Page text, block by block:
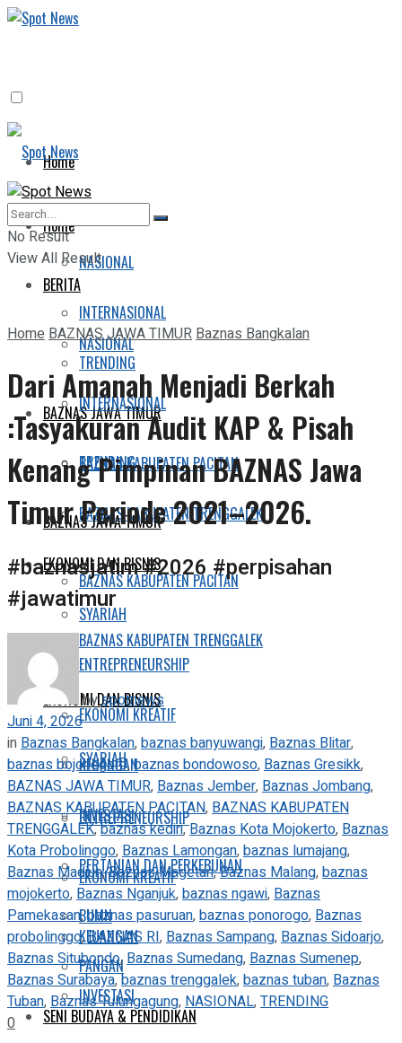
Home
BERITA
NASIONAL
INTERNASIONAL
TRENDING
BAZNAS JAWA TIMUR
BAZNAS KABUPATEN PACITAN
BAZNAS KABUPATEN TRENGGALEK
EKONOMI DAN BISNIS
SYARIAH
ENTREPRENEURSHIP
EKONOMI KREATIF
KEUANGAN
INVESTASI
PERTANIAN DAN PERKEBUNAN
BUMN
PANGAN
SENI BUDAYA & PENDIDIKAN
Home
BERITA
NASIONAL
INTERNASIONAL
TRENDING
BAZNAS JAWA TIMUR
BAZNAS KABUPATEN PACITAN
BAZNAS KABUPATEN TRENGGALEK
EKONOMI DAN BISNIS
SYARIAH
ENTREPRENEURSHIP
EKONOMI KREATIF
KEUANGAN
INVESTASI
No Result
View All Result
HomeBAZNAS JAWA TIMURBaznas Bangkalan
Dari Amanah Menjadi Berkah
:Tasyakuran Audit KAP & Pisah
Kenang Pimpinan BAZNAS Jawa
Timur Periode 2021–2026.
#baznasjatim #2026 #perpisahan
#jawatimur
byspotnews
Juni 4, 2026
in Baznas Bangkalan,baznas banyuwangi, Baznas Blitar,
baznas bojonegoro,baznas bondowoso, Baznas Gresikk,
BAZNAS JAWA TIMUR, Baznas Jember, Baznas Jombang,
BAZNAS KABUPATEN PACITAN, BAZNAS KABUPATEN
TRENGGALEK,baznas kediri,Baznas Kota Mojokerto, Baznas
Kota Probolinggo, Baznas Lamongan,baznas lumajang,
Baznas Madiun,Baznas Magetan,Baznas Malang,baznas
mojokerto, Baznas Nganjuk,baznas ngawi, Baznas
Pamekasan,baznas pasuruan,baznas ponorogo, Baznas
probolinggo,BAZNAS RI, Baznas Sampang, Baznas Sidoarjo,
Baznas Situbondo, Baznas Sumedang, Baznas Sumenep,
Baznas Surabaya,baznas trenggalek,baznas tuban, Baznas
Tuban, Baznas Tulungagung, NASIONAL,TRENDING
0